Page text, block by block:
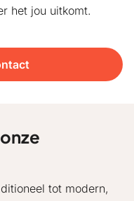
het jou uitkomt.
tot modern,